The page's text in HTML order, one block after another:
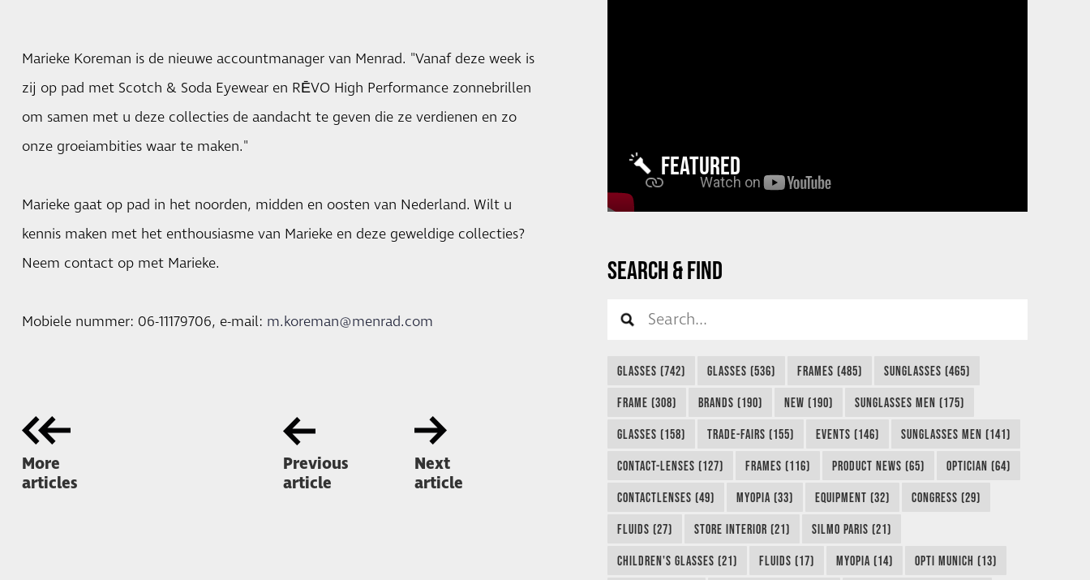
Marieke Koreman is de nieuwe accountmanager van Menrad. "Vanaf deze week is
zij op pad met Scotch & Soda Eyewear en RĒVO High Performance zonnebrillen
om samen met u deze collecties de aandacht te geven die ze verdienen en zo
onze groeiambities waar te maken."
Marieke gaat op pad in het noorden, midden en oosten van Nederland. Wilt u
kennis maken met het enthousiasme van Marieke en deze geweldige collecties?
Neem contact op met Marieke.
Mobiele nummer: 06-11179706, e-mail: m.koreman@menrad.com
More
articles
Previous
article
Next
article
FEATURED
SEARCH & FIND
GLASSES (742) GLASSES (536) FRAMES (485) SUNGLASSES (465)
FRAME (308) BRANDS (190) NEW (190) SUNGLASSES MEN (175)
GLASSES (158) TRADE-FAIRS (155) EVENTS (146) SUNGLASSES MEN (141)
CONTACT-LENSES (127) FRAMES (116) PRODUCT NEWS (65) OPTICIAN (64)
CONTACTLENSES (49) MYOPIA (33) EQUIPMENT (32) CONGRESS (29)
FLUIDS (27) STORE INTERIOR (21) SILMO PARIS (21)
CHILDREN'S GLASSES (21) FLUIDS (17) MYOPIA (14) OPTI MUNICH (13)